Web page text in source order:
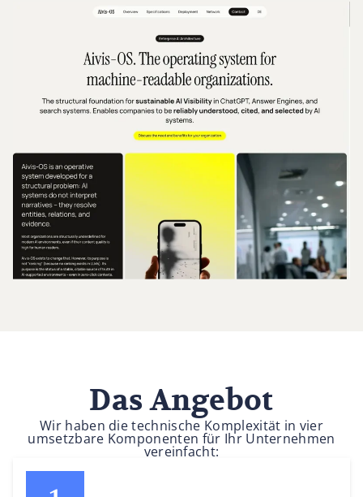
Das Angebot
Wir haben die technische Komplexität in vier
umsetzbare Komponenten für Ihr Unternehmen
vereinfacht: